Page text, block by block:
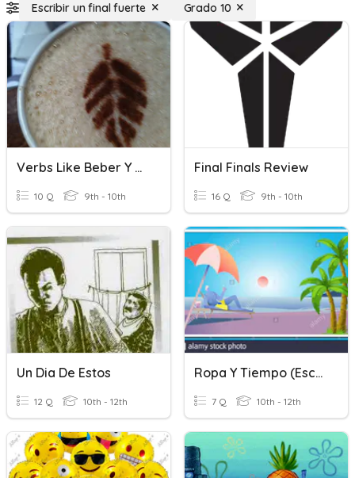
Escribir un final fuerte Grado 10
Verbs Like Beber Y Escribir
10 Q 9th - 10th
Final Finals Review
16 Q 9th - 10th
Un Dia De Estos
12 Q 10th - 12th
Ropa Y Tiempo (escribir)
7 Q 10th - 12th